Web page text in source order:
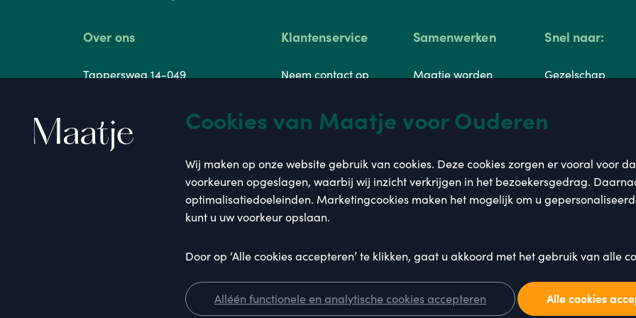
Cookies van Maatje voor Ouderen
Wij maken op onze website gebruik van cookies. Deze cookies zorgen er vooral voor
voorkeuren opgeslagen, waarbij wij inzicht verkrijgen in het bezoekersgedrag.
optimalisatiedoeleinden. Marketingcookies maken het mogelijk om u
kunt u uw voorkeur opslaan.
Door op ‘Alle cookies accepteren’ te klikken, gaat u akkoord met het gebruik van alle
Alléén functionele en analytische cookies accepteren Alle cookies
Over ons
Tappersweg 14-049
085 - 303 78 80
(Werkdagen 08:00 - 22:00 uur)
info@maatjevoordezorg.nl
Klantenservice
Neem contact op
Brochure aanvragen
Kennismaken
Klachtenprocedure
Samenwerken
Maatje worden
worden
Amsterdam
Seniorenzorg
Snel naar:
Gezelschap
Werkwijze
Tarieven
2026. Maatje. Alle rechten voorbehouden